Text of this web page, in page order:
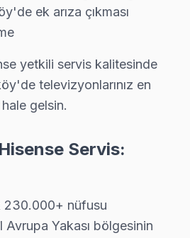
Hisense Notları
genellikle Hisense
Hisense TV Servisi
Hisense TV Servisi
Hisense TV Servisi
ek arıza çıkması
yetkili servis kalitesinde
televizyonlarınız en
hale gelsin.
Servis:
230.000+ nüfusu
Avrupa Yakası bölgesinin